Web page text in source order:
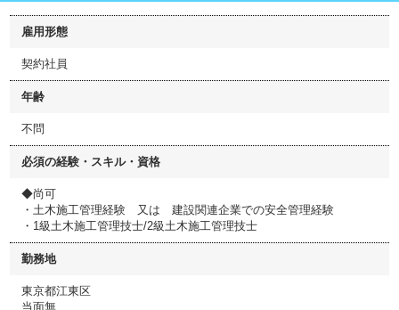
雇用形態
契約社員
年齢
不問
必須の経験・スキル・資格
◆尚可
・土木施工管理経験 又は 建設関連企業での安全管理経験
・1級土木施工管理技士/2級土木施工管理技士
勤務地
東京都江東区
当面無